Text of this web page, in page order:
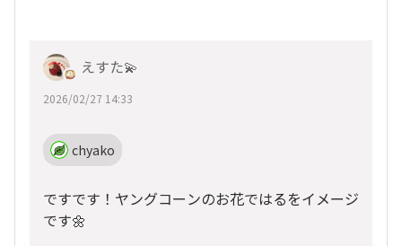
えすた💫
2026/02/27 14:33
chyako
ですです！ヤングコーンのお花ではるをイメージ
です🌼